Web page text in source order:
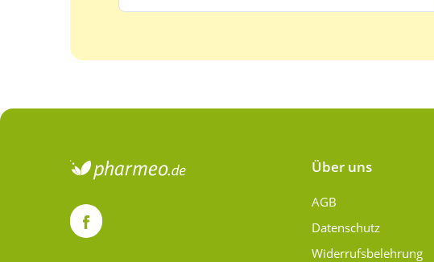
Über uns
AGB
Datenschutz
Widerrufsbelehrung